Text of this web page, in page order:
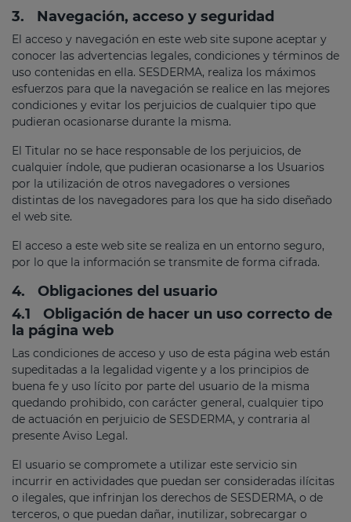
3. Navegación, acceso y seguridad
El acceso y navegación en este web site supone aceptar y
conocer las advertencias legales, condiciones y términos de
uso contenidas en ella. SESDERMA, realiza los máximos
esfuerzos para que la navegación se realice en las mejores
condiciones y evitar los perjuicios de cualquier tipo que
pudieran ocasionarse durante la misma.
El Titular no se hace responsable de los perjuicios, de
cualquier índole, que pudieran ocasionarse a los Usuarios
por la utilización de otros navegadores o versiones
distintas de los navegadores para los que ha sido diseñado
el web site.
El acceso a este web site se realiza en un entorno seguro,
por lo que la información se transmite de forma cifrada.
4.
Obligaciones del usuario
4.1
Obligación de hacer un uso correcto de
la página web
Las condiciones de acceso y uso de esta página web están
supeditadas a la legalidad vigente y a los principios de
buena fe y uso lícito por parte del usuario de la misma
quedando prohibido, con carácter general, cualquier tipo
de actuación en perjuicio de SESDERMA, y contraria al
presente Aviso Legal.
El usuario se compromete a utilizar este servicio sin
incurrir en actividades que puedan ser consideradas ilícitas
o ilegales, que infrinjan los derechos de SESDERMA, o de
terceros, o que puedan dañar, inutilizar, sobrecargar o